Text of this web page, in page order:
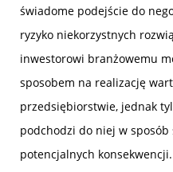
świadome podejście do
ryzyko niekorzystnych
inwestorowi branżowemu
sposobem na realizację
przedsiębiorstwie, jednak
podchodzi do niej w
potencjalnych konsekwencji.